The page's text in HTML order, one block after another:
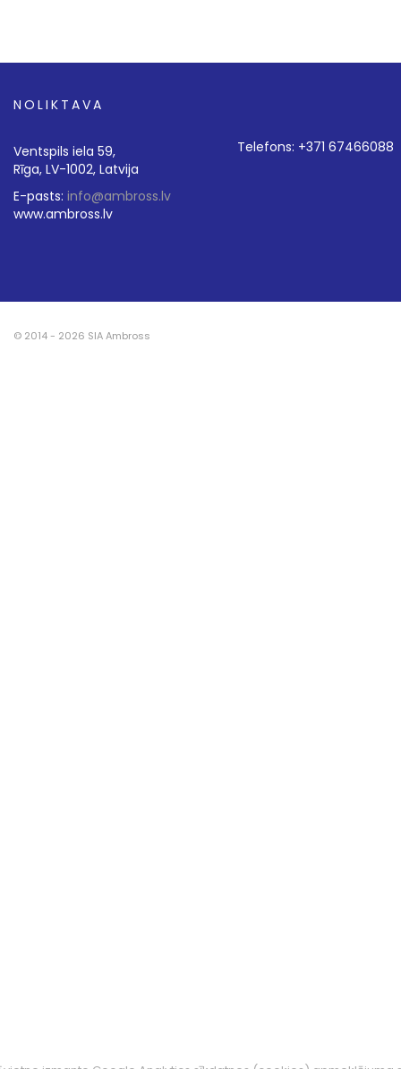
NOLIKTAVA
Ventspils iela 59,
Rīga, LV-1002, Latvija
E-pasts: info@ambross.lv
www.ambross.lv
Telefons: +371 67466088
© 2014 - 2026 SIA Ambross